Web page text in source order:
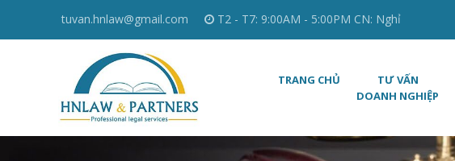
tuvan.hnlaw@gmail.com T2 - T7: 9:00AM - 5:00PM CN: Nghỉ
TRANG CHỦ
TƯ VẤN
DOANH NGHIỆP